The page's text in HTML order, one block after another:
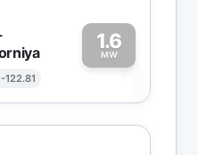
122.81
1.6
MW1